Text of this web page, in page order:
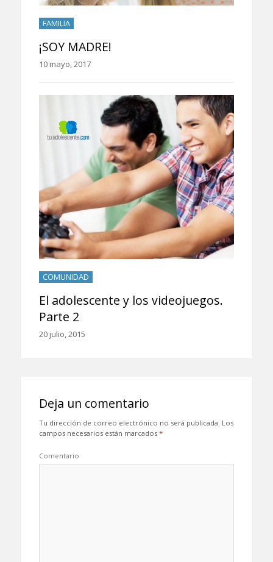
FAMILIA
¡SOY MADRE!
10 mayo, 2017
COMUNIDAD
El adolescente y los videojuegos.
Parte 2
20 julio, 2015
Deja un comentario
Tu dirección de correo electrónico no será publicada. Los
campos necesarios están marcados *
Comentario